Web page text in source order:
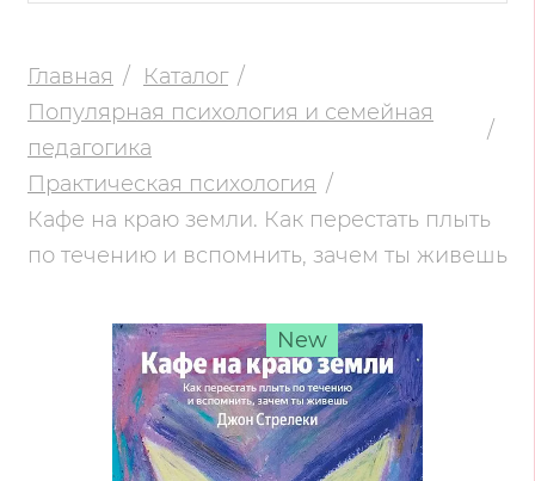
Главная
Каталог
Популярная психология и семейная
педагогика
Практическая психология
Кафе на краю земли. Как перестать плыть
по течению и вспомнить, зачем ты живешь
New